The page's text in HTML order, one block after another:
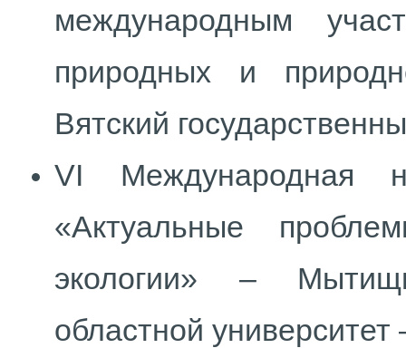
международным
природных и
Вятский
VI Международная
«Актуальные
экологии» –
областной